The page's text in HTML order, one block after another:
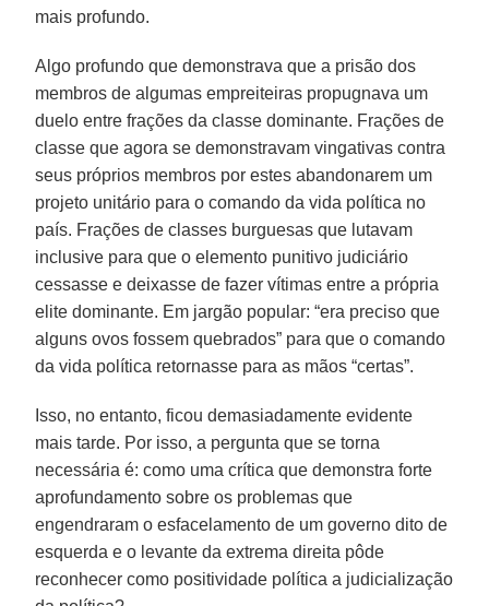
mais profundo.
Algo profundo que demonstrava que a prisão dos
membros de algumas empreiteiras propugnava um
duelo entre frações da classe dominante. Frações de
classe que agora se demonstravam vingativas contra
seus próprios membros por estes abandonarem um
projeto unitário para o comando da vida política no
país. Frações de classes burguesas que lutavam
inclusive para que o elemento punitivo judiciário
cessasse e deixasse de fazer vítimas entre a própria
elite dominante. Em jargão popular: “era preciso que
alguns ovos fossem quebrados” para que o comando
da vida política retornasse para as mãos “certas”.
Isso, no entanto, ficou demasiadamente evidente
mais tarde. Por isso, a pergunta que se torna
necessária é: como uma crítica que demonstra forte
aprofundamento sobre os problemas que
engendraram o esfacelamento de um governo dito de
esquerda e o levante da extrema direita pôde
reconhecer como positividade política a judicialização